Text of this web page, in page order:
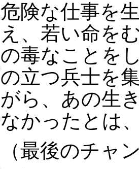
危険な仕事を
え、若い命を
の毒なことを
の立つ兵士を
がら、あの生
なかったとは
（最後のチャ